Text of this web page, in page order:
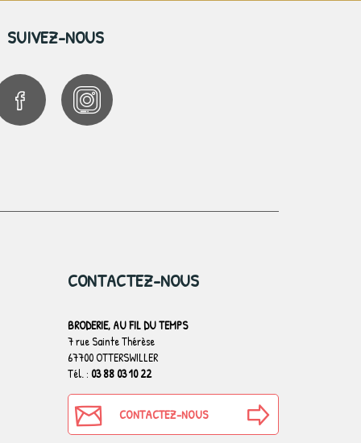
SUIVEZ-NOUS
CONTACTEZ-NOUS
BRODERIE, AU FIL DU TEMPS
7 rue Sainte Thérèse
67700 OTTERSWILLER
Tél. : 03 88 03 10 22
CONTACTEZ-NOUS